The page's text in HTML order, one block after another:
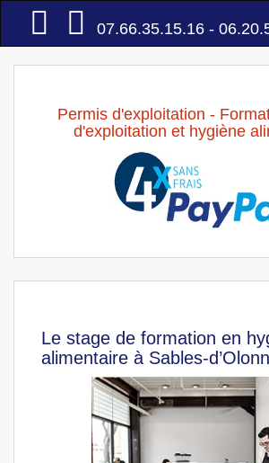
Accueil
07.66.35.15.16 -
Permis d'exploitation -
d'exploitation et hygiène
Le stage de formation en
alimentaire à Sables-